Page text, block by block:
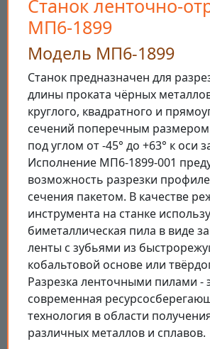
Станок ленточно-
МП6-1899
Модель МП6-1899
Станок предназначен для
длины проката чёрных
круглого, квадратного и
сечений поперечным
под углом от -45° до +63° к оси
Исполнение МП6-1899-001
возможность разрезки
сечения пакетом. В качестве
инструмента на станке
биметаллическая пила в виде
ленты с зубьями из
кобальтовой основе или
Разрезка ленточными пилами -
современная
технология в области
различных металлов и сплавов.